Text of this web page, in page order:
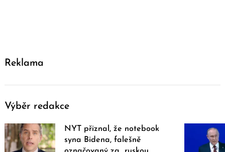
Reklama
Výběr redakce
NYT přiznal, že notebook
syna Bidena, falešně